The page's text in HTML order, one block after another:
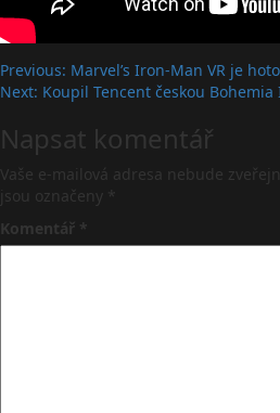
Post
navigation
Previous: Marvel’s Iron-Man VR je
Next: Koupil Tencent českou
Napsat komentář
Vaše e-mailová adresa nebude
jsou označeny *
Komentář *